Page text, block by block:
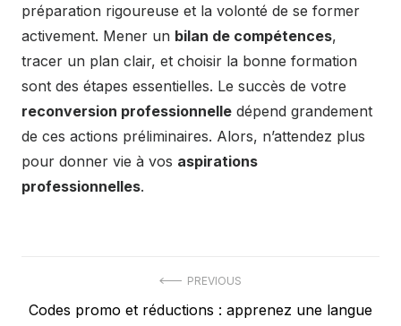
préparation rigoureuse et la volonté de se former
activement. Mener un bilan de compétences,
tracer un plan clair, et choisir la bonne formation
sont des étapes essentielles. Le succès de votre
reconversion professionnelle dépend grandement
de ces actions préliminaires. Alors, n’attendez plus
pour donner vie à vos aspirations
professionnelles.
de
PREVIOUS
Previous
Codes promo et réductions : apprenez une langue